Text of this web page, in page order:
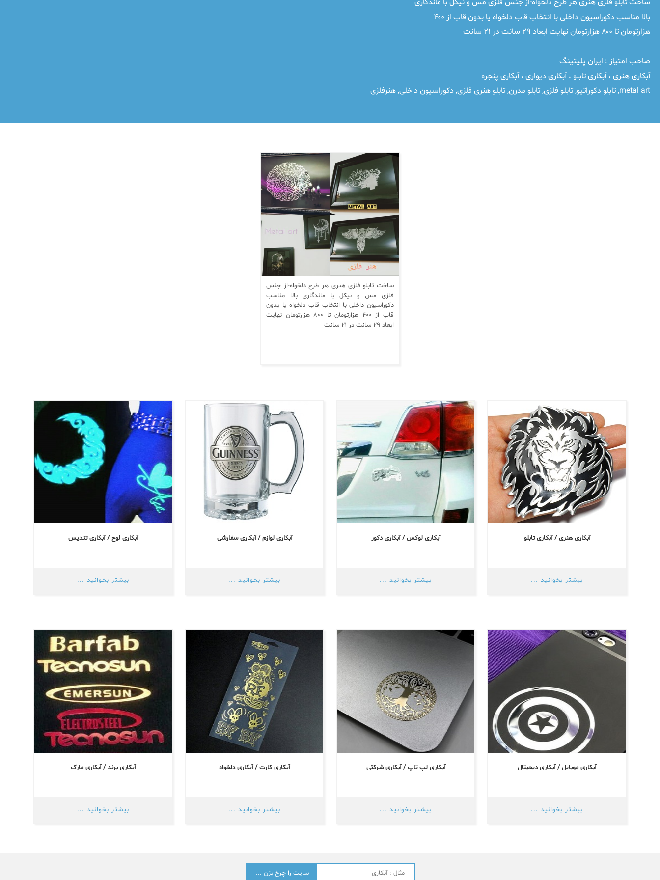
ساخت تابلو فلزی هنری هر طرح دلخواه-از جنس فلزی مس و نیکل با ماندگاری
بالا مناسب دکوراسیون داخلی با انتخاب قاب دلخواه یا بدون قاب از ۴۰۰
هزارتومان تا ۸۰۰ هزارتومان نهایت ابعاد ۲۹ سانت در ۲۱ سانت
صاحب امتیاز : ایران پلیتینگ
آبکاری هنری ، آبکاری تابلو ، آبکاری دیواری ، آبکاری پنجره
metal art
,تابلو دکوراتیو,تابلو فلزی,تابلو مدرن,تابلو هنری فلزی, دکوراسیون داخلی,هنرفلزی
ساخت تابلو فلزی هنری هر طرح دلخواه-از جنس
فلزی مس و نیکل با ماندگاری بالا مناسب
دکوراسیون داخلی با انتخاب قاب دلخواه یا بدون
قاب از ۴۰۰ هزارتومان تا ۸۰۰ هزارتومان نهایت
ابعاد ۲۹ سانت در ۲۱ سانت
آبکاری لوح / آبکاری تندیس
بیشتر بخوانید ...
آبکاری لوازم / آبکاری سفارشی
بیشتر بخوانید ...
آبکاری لوکس / آبکاری دکور
بیشتر بخوانید ...
آبکاری هنری / آبکاری تابلو
بیشتر بخوانید ...
آبکاری برند / آبکاری مارک
بیشتر بخوانید ...
آبکاری کارت / آبکاری دلخواه
بیشتر بخوانید ...
آبکاری لپ تاپ / آبکاری شرکتی
بیشتر بخوانید ...
آبکاری موبایل / آبکاری دیجیتال
بیشتر بخوانید ...
جستجو